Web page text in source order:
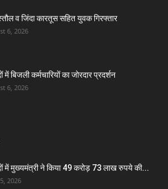
व जिंदा कारतूस सहित युवक गिरफ्तार
6, 2026
में बिजली कर्मचारियों का जोरदार प्रदर्शन
6, 2026
में मुख्यमंत्री ने किया 49 करोड़ 73 लाख रुपये की...
2026